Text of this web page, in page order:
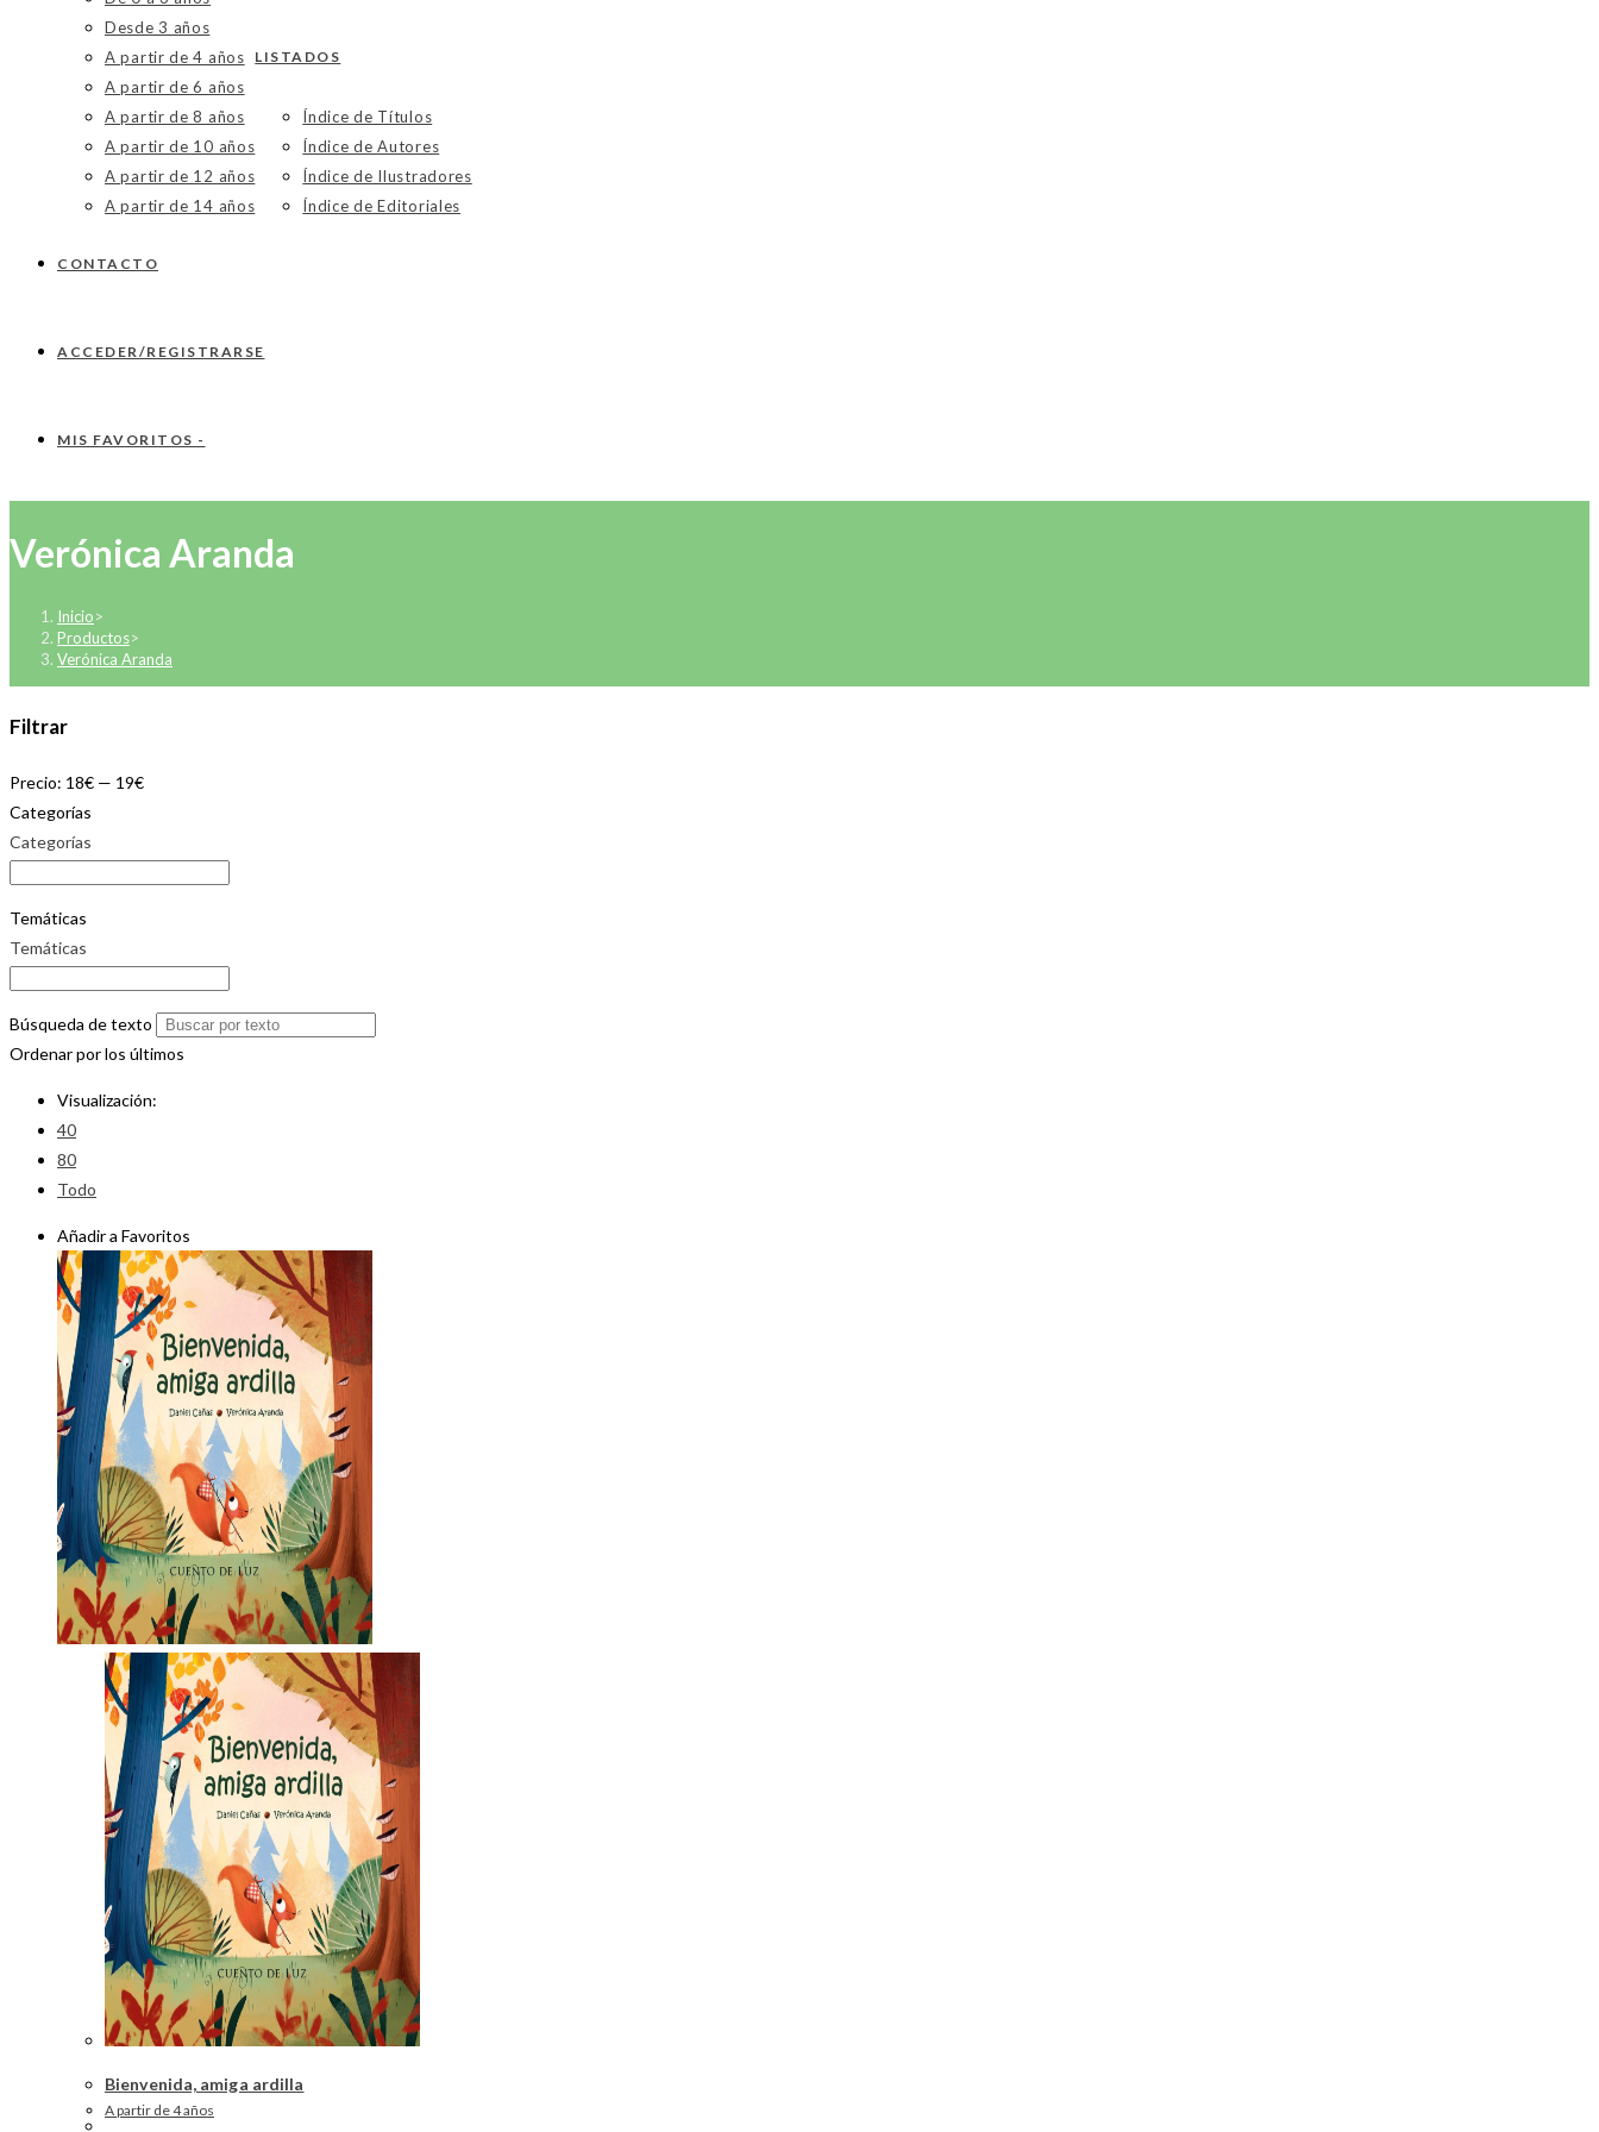
Desde 3 años
A partir de 4 años
A partir de 6 años
A partir de 8 años
A partir de 10 años
A partir de 12 años
A partir de 14 años
LISTADOS
Índice de Títulos
Índice de Autores
Índice de Ilustradores
Índice de Editoriales
CONTACTO
ACCEDER/REGISTRARSE
MIS FAVORITOS -
Verónica Aranda
Inicio>
Productos>
Verónica Aranda
Filtrar
Precio: 18€ — 19€
Categorías
Categorías
Temáticas
Temáticas
Búsqueda de texto
Ordenar por los últimos
Visualización:
40
80
Todo
Añadir a Favoritos
Bienvenida, amiga ardilla
A partir de 4 años